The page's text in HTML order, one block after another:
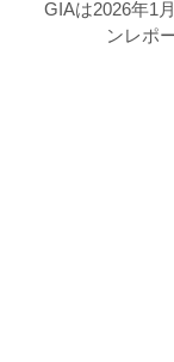
GIAは2026年1
ンレポ